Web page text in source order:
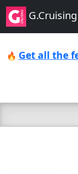
G.Cruising
🔥 Get all the